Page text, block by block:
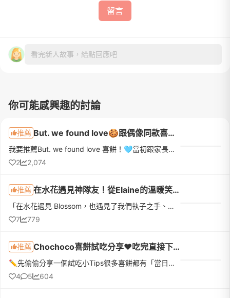
留言
看完新人故事，給點回應吧
你可能感興趣的討論
推薦 But. we found love🍪跟偶像同款喜餅！✨🌈🫶🏽🎀
我要推薦But. we found love 喜餅！🩵當初跟家長在喜餅挑選上意見有諸多分歧，剛好看到華山有婚展，就決定帶媽媽一起去參加！（在此推薦所有跟家長意見有衝突的新人們，比起帶另一半去挑選，帶家長去真的可以挑到兩個...
2
2,074
推薦 在水花遇見神隊友！從Elaine的溫暖笑容開始，喚醒我心中的女孩夢✨
「在水花遇見 Blossom，也遇見了我們執子之手、與子偕老的期待。就像這對可愛的老爺爺老奶奶公仔一樣，這不僅是一次婚紗拍攝，更是我們攜手走向未來的浪漫起點。❤️」這是一段非常真摯且充滿溫度的婚紗體驗，想分享給...
7
779
推薦 Chochoco喜餅試吃分享❤️吃完直接下訂❤️我的命定喜餅
✏️先偷偷分享一個試吃小Tips很多喜餅都有「當日下訂優惠」，如果本來就有好幾間想試，真的很建議全部排同一天，最期待的那間放最後！而且千萬不要剛吃飽就去～原本想說「不就吃幾塊餅乾嗎？」結果超飽😆因為還有不少...
4
5 604